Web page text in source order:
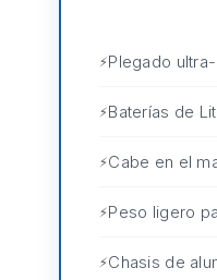
Plegado
Baterías de
Cabe en el
Peso ligero
Chasis de